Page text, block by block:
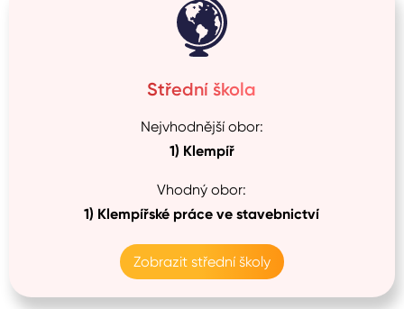
Střední škola
Nejvhodnější obor:
1) Klempíř
Vhodný obor:
1) Klempířské práce ve stavebnictví
Zobrazit střední školy